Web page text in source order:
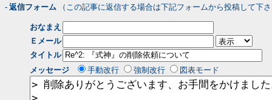
- 返信フォーム （この記事に返信する場合は下記フォームから投稿して下
おなまえ
Ｅメール
タイトル
メッセージ
手動改行 強制改行 図表モード